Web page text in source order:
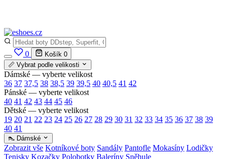
0 Košík 0
📏 Vybrat podle velikosti
Dámské — vyberte velikost
36 37 37,5 38 38,5 39 39,5 40 40,5 41 42
Pánské — vyberte velikost
40 41 42 43 44 45 46
Dětské — vyberte velikost
19 20 21 22 23 24 25 26 27 28 29 30 31 32 33 34 35 36 37 38 39
40 41
👠 Dámské
Zobrazit vše Kotníkové boty Sandály Pantofle Mokasíny Lodičky
Tenisky Kozačky Polobotky Baleríny Sněhule